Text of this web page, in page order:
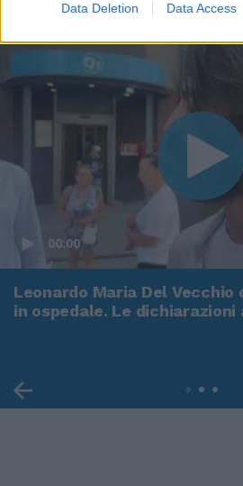
Data Deletion Data Access
00:00
Leonardo Maria Del Vecchio
in ospedale. Le